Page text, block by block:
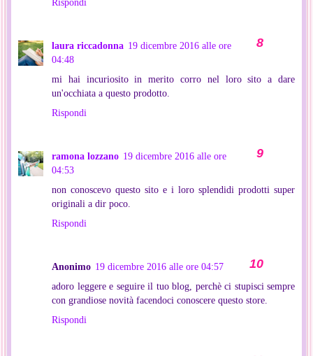
laura riccadonna 19 dicembre 2016 alle ore
04:48
mi hai incuriosito in merito corro nel loro sito a dare
un'occhiata a questo prodotto.
Rispondi
ramona lozzano 19 dicembre 2016 alle ore
04:53
non conoscevo questo sito e i loro splendidi prodotti super
originali a dir poco.
Rispondi
Anonimo 19 dicembre 2016 alle ore 04:57
adoro leggere e seguire il tuo blog, perchè ci stupisci sempre
con grandiose novità facendoci conoscere questo store.
Rispondi